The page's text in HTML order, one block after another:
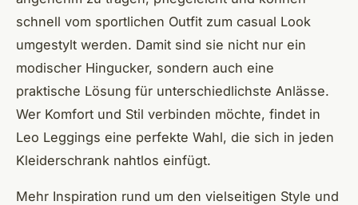
schnell vom sportlichen Outfit zum casual Look
umgestylt werden. Damit sind sie nicht nur ein
modischer Hingucker, sondern auch eine
praktische Lösung für unterschiedlichste Anlässe.
Wer Komfort und Stil verbinden möchte, findet in
Leo Leggings eine perfekte Wahl, die sich in jeden
Kleiderschrank nahtlos einfügt.
Mehr Inspiration rund um den vielseitigen Style und